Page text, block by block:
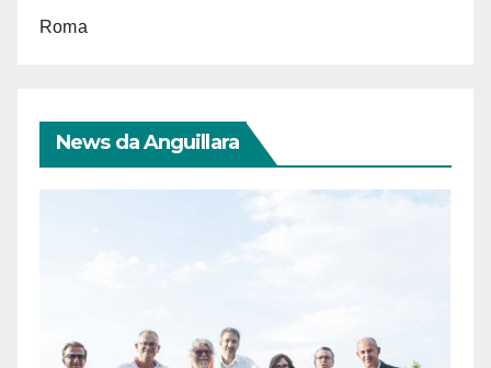
Roma
News da Anguillara